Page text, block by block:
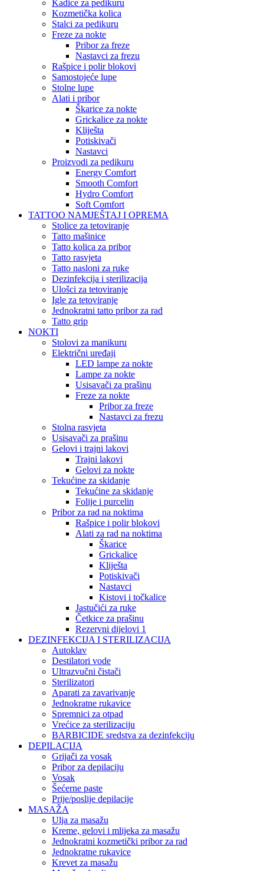
Kadice za pedikuru
Kozmetička kolica
Stalci za pedikuru
Freze za nokte
Pribor za freze
Nastavci za frezu
Rašpice i polir blokovi
Samostojeće lupe
Stolne lupe
Alati i pribor
Škarice za nokte
Grickalice za nokte
Kliješta
Potiskivači
Nastavci
Proizvodi za pedikuru
Energy Comfort
Smooth Comfort
Hydro Comfort
Soft Comfort
TATTOO NAMJEŠTAJ I OPREMA
Stolice za tetoviranje
Tatto mašinice
Tatto kolica za pribor
Tatto rasvjeta
Tatto nasloni za ruke
Dezinfekcija i sterilizacija
Ulošci za tetoviranje
Igle za tetoviranje
Jednokratni tatto pribor za rad
Tatto grip
NOKTI
Stolovi za manikuru
Električni uređaji
LED lampe za nokte
Lampe za nokte
Usisavači za prašinu
Freze za nokte
Pribor za freze
Nastavci za frezu
Stolna rasvjeta
Usisavači za prašinu
Gelovi i trajni lakovi
Trajni lakovi
Gelovi za nokte
Tekućine za skidanje
Tekućine za skidanje
Folije i purcelin
Pribor za rad na noktima
Rašpice i polir blokovi
Alati za rad na noktima
Škarice
Grickalice
Kliješta
Potiskivači
Nastavci
Kistovi i točkalice
Jastučići za ruke
Četkice za prašinu
Rezervni dijelovi 1
DEZINFEKCIJA I STERILIZACIJA
Autoklav
Destilatori vode
Ultrazvučni čistači
Sterilizatori
Aparati za zavarivanje
Jednokratne rukavice
Spremnici za otpad
Vrećice za sterilizaciju
BARBICIDE sredstva za dezinfekciju
DEPILACIJA
Grijači za vosak
Pribor za depilaciju
Vosak
Šećerne paste
Prije/poslije depilacije
MASAŽA
Ulja za masažu
Kreme, gelovi i mlijeka za masažu
Jednokratni kozmetički pribor za rad
Jednokratne rukavice
Krevet za masažu